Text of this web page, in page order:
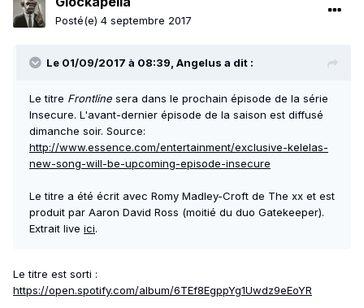
Posté(e) 4 septembre 2017
Le 01/09/2017 à 08:39, Angelus a dit :
Le titre Frontline sera dans le prochain épisode de la série
Insecure. L'avant-dernier épisode de la saison est diffusé
dimanche soir. Source:
http://www.essence.com/entertainment/exclusive-kelelas-
new-song-will-be-upcoming-episode-insecure
Le titre a été écrit avec Romy Madley-Croft de The xx et est
produit par Aaron David Ross (moitié du duo Gatekeeper).
Extrait live ici.
Le titre est sorti :
https://open.spotify.com/album/6TEf8EgppYg1Uwdz9eEoYR